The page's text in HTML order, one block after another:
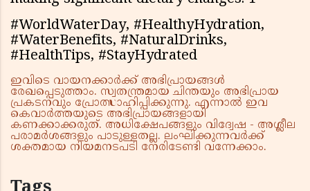
#WorldWaterDay, #HealthyHydration,
#WaterBenefits, #NaturalDrinks,
#HealthTips, #StayHydrated
ഇവിടെ വായനക്കാർക്ക് അഭിപ്രായങ്ങൾ
രേഖപ്പെടുത്താം. സ്വതന്ത്രമായ ചിന്തയും അഭിപ്രായ
പ്രകടനവും പ്രോത്സാഹിപ്പിക്കുന്നു. എന്നാൽ ഇവ
കെവാർത്തയുടെ അഭിപ്രായങ്ങളായി
കണക്കാക്കരുത്. അധിക്ഷേപങ്ങളും വിദ്വേഷ - അശ്ലീല
പരാമർശങ്ങളും പാടുള്ളതല്ല. ലംഘിക്കുന്നവർക്ക്
ശക്തമായ നിയമനടപടി നേരിടേണ്ടി വന്നേക്കാം.